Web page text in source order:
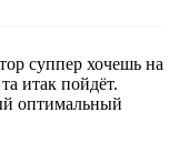
суппер хочешь на
итак пойдёт.
оптимальный